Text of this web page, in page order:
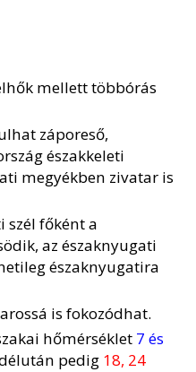
mellett többórás
záporeső,
északkeleti
megyékben zivatar is
szél főként a
az északnyugati
északnyugatira
is fokozódhat.
hőmérséklet 7 és
pedig 18, 24